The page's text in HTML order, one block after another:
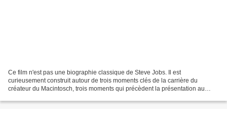
Ce film n'est pas une biographie classique de Steve Jobs. Il est
curieusement construit autour de trois moments clés de la carrière du
créateur du Macintosch, trois moments qui précèdent la présentation au